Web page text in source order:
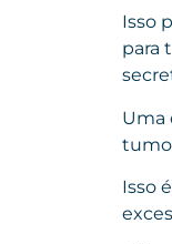
Isso
para
Uma
Isso